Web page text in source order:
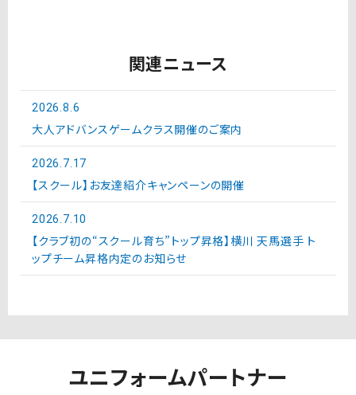
関連ニュース
2026.8.6
大人アドバンスゲームクラス開催のご案内
2026.7.17
【スクール】お友達紹介キャンペーンの開催
2026.7.10
【クラブ初の“スクール育ち”トップ昇格】横川 天馬選手 ト
ップチーム昇格内定のお知らせ
ユニフォームパートナー